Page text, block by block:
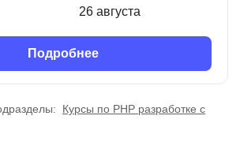
26 августа
Подробнее
Курсы по PHP разработке с